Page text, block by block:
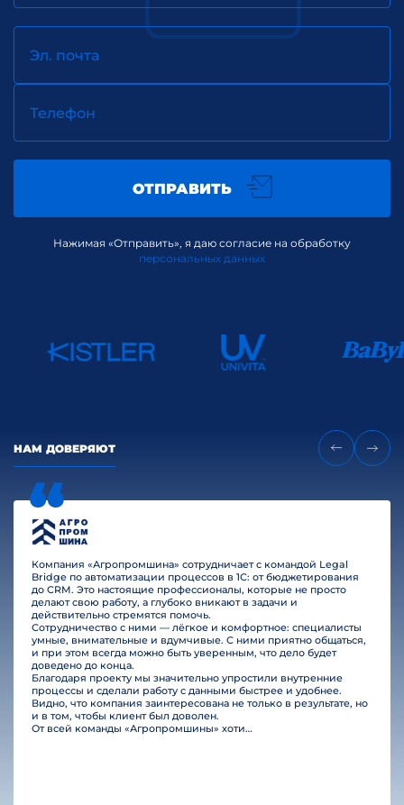
Эл. почта
Телефон
ОТПРАВИТЬ
Нажимая «Отправить», я даю согласие на обработку
персональных данных
НАМ ДОВЕРЯЮТ
Компания «Агропромшина» сотрудничает с командой Legal
Bridge по автоматизации процессов в 1С: от бюджетирования
до CRM. Это настоящие профессионалы, которые не просто
делают свою работу, а глубоко вникают в задачи и
действительно стремятся помочь.
Сотрудничество с ними — лёгкое и комфортное: специалисты
умные, внимательные и вдумчивые. С ними приятно общаться,
и при этом всегда можно быть уверенным, что дело будет
доведено до конца.
Благодаря проекту мы значительно упростили внутренние
процессы и сделали работу с данными быстрее и удобнее.
Видно, что компания заинтересована не только в результате, но
и в том, чтобы клиент был доволен.
От всей команды «Агропромшины» хотим поблагодарить специалистов Legal Bridge за отличную работу и человеческое отношение.…